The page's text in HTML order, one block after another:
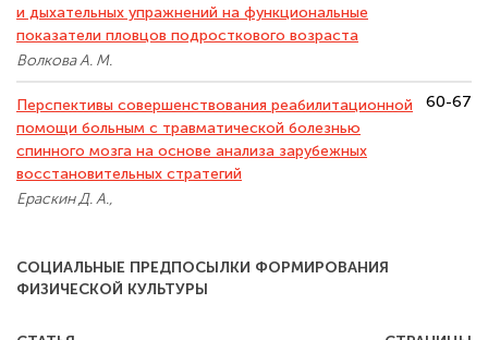
и дыхательных упражнений на функциональные
показатели пловцов подросткового возраста
Волкова А. М.
Перспективы совершенствования реабилитационной
помощи больным с травматической болезнью
спинного мозга на основе анализа зарубежных
восстановительных стратегий
Ераскин Д. А.,
60-67
СОЦИАЛЬНЫЕ ПРЕДПОСЫЛКИ ФОРМИРОВАНИЯ
ФИЗИЧЕСКОЙ КУЛЬТУРЫ